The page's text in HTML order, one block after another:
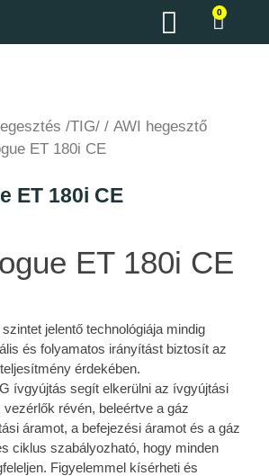
0
/TIG/ / AWI hegesztő
ET 180i CE
ET 180i CE
ET 180i CE
jelentő technológiája mindig
és folyamatos irányítást biztosít az
érdekében.
ívgyújtás segít elkerülni az ívgyújtási
vezérlők révén, beleértve a gáz
áramot, a befejezési áramot és a gáz
ciklus szabályozható, hogy minden
Figyelemmel kísérheti és